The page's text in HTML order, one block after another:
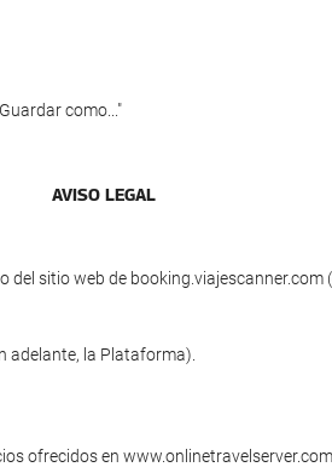
como..."
AVISO LEGAL
sitio web de
adelante, la Plataforma).
ofrecidos en